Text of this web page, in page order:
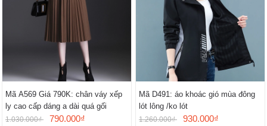
Mã A569 Giá 790K: chân váy xếp
ly cao cấp dáng a dài quá gối
1.030.000₫ 790.000₫
Mã D491: áo khoác gió mùa đông
lót lông /ko lót
1.260.000₫ 930.000₫